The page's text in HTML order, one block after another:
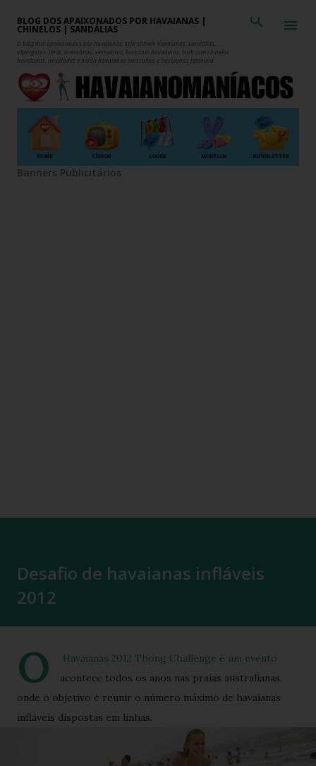
Pular para o conteúdo principal
BLOG DOS APAIXONADOS POR HAVAIANAS |
CHINELOS | SANDÁLIAS
O blog dos apaixonados por havaianas, seja chinelo havaianas, sandálias,
alpargatas, tênis, acessórios, vestuários, look com havaianas, look com chinelos
havaianas, novidades e moda havaianas masculina e havaianas feminina.
HOME VÍDEOS LOOKS MODELOS NEWSLETTER
Banners Publicitários
Desafio de havaianas infláveis
2012
O
Havaianas 2012 Thong Challenge é um evento
acontece todos os anos nas praias australianas,
onde o objetivo é reunir o número máximo de havaianas
infláveis dispostas em linhas.